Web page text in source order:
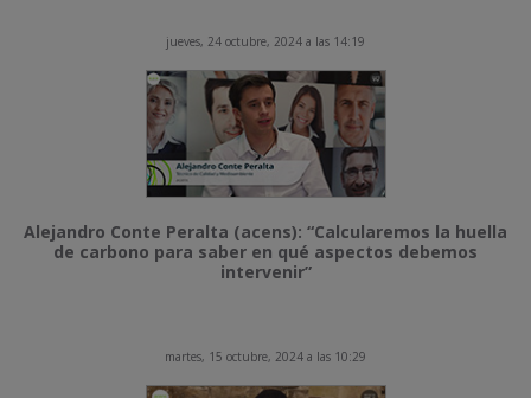
jueves, 24 octubre, 2024 a las 14:19
Alejandro Conte Peralta (acens): “Calcularemos la huella
de carbono para saber en qué aspectos debemos
intervenir”
martes, 15 octubre, 2024 a las 10:29